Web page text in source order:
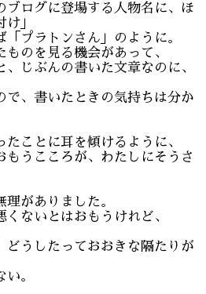
ブログに登場する人物名に、ほ
」
「プラトンさん」のように。
のを見る機会があって、
じぶんの書いた文章なのに、
で、書いたときの気持ちは分か
たことに耳を傾けるように、
もうこころが、わたしにそうさ
がありました。
くないとはおもうけれど、
どうしたっておおきな隔たりが
。